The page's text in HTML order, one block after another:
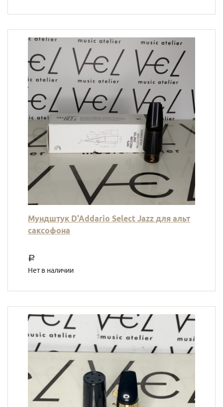
Мундштук D'Addario Select Jazz для альт
саксофона
a
Нет в наличии